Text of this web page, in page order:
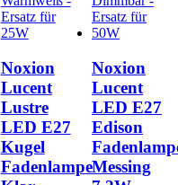
Noxion
Lucent
Lustre
LED E27
Kugel
Fadenlampe
Noxion
Lucent
LED E27
Edison
Messing